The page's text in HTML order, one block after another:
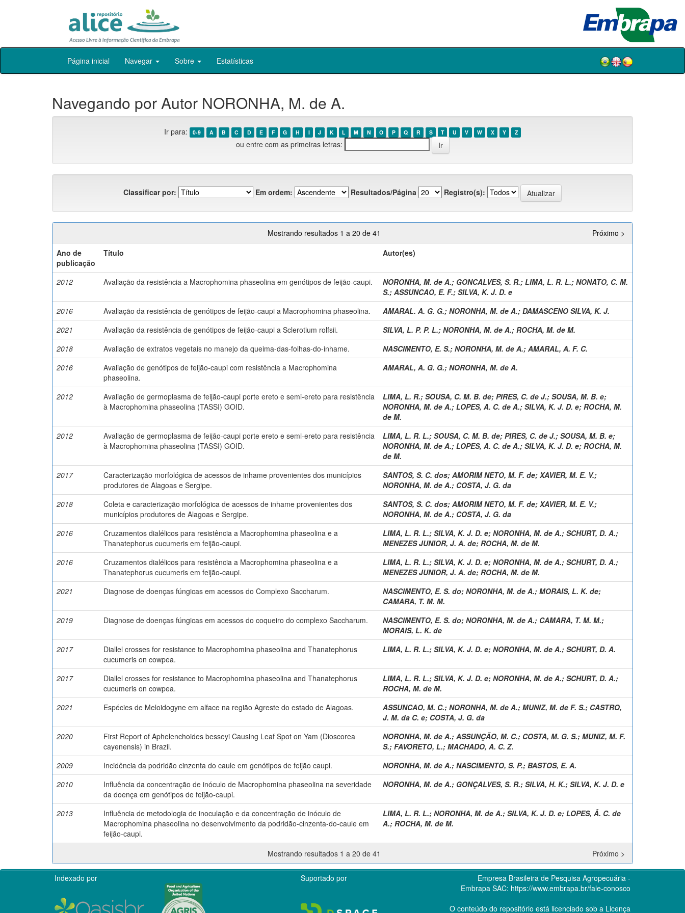
Skip
Página inicial Navegar Sobre Estatísticas
Navegando por Autor NORONHA, M. de A.
Ir para: 0-9 A B C D E F G H I J K L M N O P Q R S T U V W X Y Z
ou entre com as primeiras letras:
Classificar por: Em ordem: Resultados/Página Registro(s):
Mostrando resultados 1 a 20 de 41
Próximo >
Ano de
publicação
Título Autor(es)
2012 Avaliação da resistência a Macrophomina phaseolina em genótipos de feijão-caupi. NORONHA, M. de A.; GONCALVES, S. R.; LIMA, L. R. L.; NONATO, C. M.
S.; ASSUNCAO, E. F.; SILVA, K. J. D. e
2016
Avaliação da resistência de genótipos de feijão-caupi a Macrophomina phaseolina. AMARAL. A. G. G.; NORONHA, M. de A.; DAMASCENO SILVA, K. J.
2021
Avaliação da resistência de genótipos de feijão-caupi a Sclerotium rolfsii. SILVA, L. P. P. L.; NORONHA, M. de A.; ROCHA, M. de M.
2018
Avaliação de extratos vegetais no manejo da queima-das-folhas-do-inhame. NASCIMENTO, E. S.; NORONHA, M. de A.; AMARAL, A. F. C.
2016
Avaliação de genótipos de feijão-caupi com resistência a Macrophomina
phaseolina.
AMARAL, A. G. G.; NORONHA, M. de A.
2012
Avaliação de germoplasma de feijão-caupi porte ereto e semi-ereto para resistência
à Macrophomina phaseolina (TASSI) GOID.
LIMA, L. R.; SOUSA, C. M. B. de; PIRES, C. de J.; SOUSA, M. B. e;
NORONHA, M. de A.; LOPES, A. C. de A.; SILVA, K. J. D. e; ROCHA, M.
de M.
2012
Avaliação de germoplasma de feijão-caupi porte ereto e semi-ereto para resistência
à Macrophomina phaseolina (TASSI) GOID.
LIMA, L. R. L.; SOUSA, C. M. B. de; PIRES, C. de J.; SOUSA, M. B. e;
NORONHA, M. de A.; LOPES, A. C. de A.; SILVA, K. J. D. e; ROCHA, M.
de M.
2017
Caracterização morfológica de acessos de inhame provenientes dos municípios
produtores de Alagoas e Sergipe.
SANTOS, S. C. dos; AMORIM NETO, M. F. de; XAVIER, M. E. V.;
NORONHA, M. de A.; COSTA, J. G. da
2018
Coleta e caracterização morfológica de acessos de inhame provenientes dos
municípios produtores de Alagoas e Sergipe.
SANTOS, S. C. dos; AMORIM NETO, M. F. de; XAVIER, M. E. V.;
NORONHA, M. de A.; COSTA, J. G. da
2016
Cruzamentos dialélicos para resistência a Macrophomina phaseolina e a
Thanatephorus cucumeris em feijão-caupi.
LIMA, L. R. L.; SILVA, K. J. D. e; NORONHA, M. de A.; SCHURT, D. A.;
MENEZES JUNIOR, J. A. de; ROCHA, M. de M.
2016
Cruzamentos dialélicos para resistência a Macrophomina phaseolina e a
Thanatephorus cucumeris em feijão-caupi.
LIMA, L. R. L.; SILVA, K. J. D. e; NORONHA, M. de A.; SCHURT, D. A.;
MENEZES JUNIOR, J. A. de; ROCHA, M. de M.
2021
Diagnose de doenças fúngicas em acessos do Complexo Saccharum. NASCIMENTO, E. S. do; NORONHA, M. de A.; MORAIS, L. K. de;
CAMARA, T. M. M.
2019
Diagnose de doenças fúngicas em acessos do coqueiro do complexo Saccharum. NASCIMENTO, E. S. do; NORONHA, M. de A.; CAMARA, T. M. M.;
MORAIS, L. K. de
2017
Diallel crosses for resistance to Macrophomina phaseolina and Thanatephorus
cucumeris on cowpea.
LIMA, L. R. L.; SILVA, K. J. D. e; NORONHA, M. de A.; SCHURT, D. A.
2017
Diallel crosses for resistance to Macrophomina phaseolina and Thanatephorus
cucumeris on cowpea.
LIMA, L. R. L.; SILVA, K. J. D. e; NORONHA, M. de A.; SCHURT, D. A.;
ROCHA, M. de M.
2021
Espécies de Meloidogyne em alface na região Agreste do estado de Alagoas. ASSUNCAO, M. C.; NORONHA, M. de A.; MUNIZ, M. de F. S.; CASTRO,
J. M. da C. e; COSTA, J. G. da
2020
First Report of Aphelenchoides besseyi Causing Leaf Spot on Yam (Dioscorea
cayenensis) in Brazil.
NORONHA, M. de A.; ASSUNÇÃO, M. C.; COSTA, M. G. S.; MUNIZ, M. F.
S.; FAVORETO, L.; MACHADO, A. C. Z.
2009
Incidência da podridão cinzenta do caule em genótipos de feijão caupi. NORONHA, M. de A.; NASCIMENTO, S. P.; BASTOS, E. A.
2010
Influência da concentração de inóculo de Macrophomina phaseolina na severidade
da doença em genótipos de feijão-caupi.
NORONHA, M. de A.; GONÇALVES, S. R.; SILVA, H. K.; SILVA, K. J. D. e
2013
Influência de metodologia de inoculação e da concentração de inóculo de
Macrophomina phaseolina no desenvolvimento da podridão-cinzenta-do-caule em
feijão-caupi.
LIMA, L. R. L.; NORONHA, M. de A.; SILVA, K. J. D. e; LOPES, Â. C. de
A.; ROCHA, M. de M.
Mostrando resultados 1 a 20 de 41 Próximo >
Indexado por Suportado por
Empresa Brasileira de Pesquisa Agropecuária -
Embrapa SAC: https://www.embrapa.br/fale-conosco
O conteúdo do repositório está licenciado sob a Licença